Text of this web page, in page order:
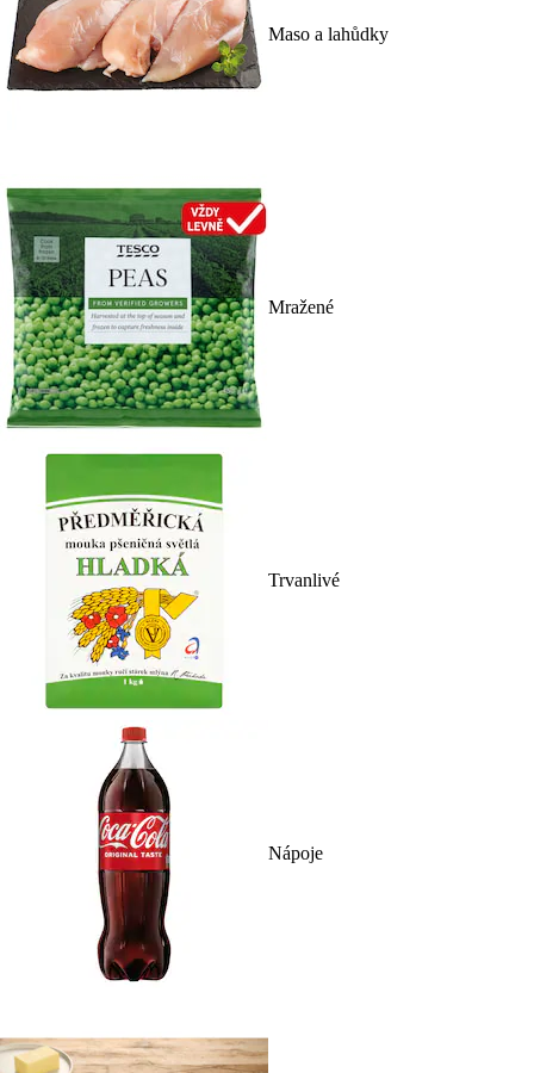
Maso a lahůdky
Mražené
Trvanlivé
Nápoje